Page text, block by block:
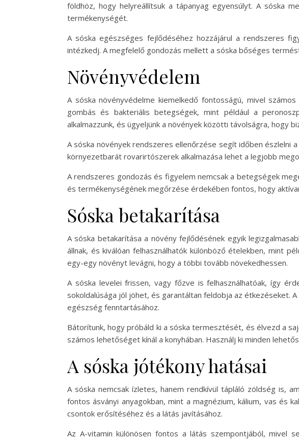
földhöz, hogy helyreállítsuk a tápanyag egyensúlyt. A sóska
termékenységét.
A sóska egészséges fejlődéséhez hozzájárul a rendszeres
intézkedj. A megfelelő gondozás mellett a sóska bőséges
Növényvédelem
A sóska növényvédelme kiemelkedő fontosságú, mivel
gombás és bakteriális betegségek, mint például a
alkalmazzunk, és ügyeljünk a növények közötti távolságra, hogy
A sóska növények rendszeres ellenőrzése segít időben észlelni
környezetbarát rovarirtószerek alkalmazása lehet a legjobb
A rendszeres gondozás és figyelem nemcsak a betegségek
és termékenységének megőrzése érdekében fontos, hogy
Sóska betakarítása
A sóska betakarítása a növény fejlődésének egyik
állnak, és kiválóan felhasználhatók különböző ételekben, mint
egy-egy növényt levágni, hogy a többi tovább növekedhessen.
A sóska levelei frissen, vagy főzve is felhasználhatóak, így
sokoldalúsága jól jöhet, és garantáltan feldobja az étkezéseket.
egészség fenntartásához.
Bátorítunk, hogy próbáld ki a sóska termesztését, és élvezd a
számos lehetőséget kínál a konyhában. Használj ki minden
A sóska jótékony hatásai
A sóska nemcsak ízletes, hanem rendkívül tápláló zöldség is,
fontos ásványi anyagokban, mint a magnézium, kálium, vas és
csontok erősítéséhez és a látás javításához.
Az A-vitamin különösen fontos a látás szempontjából, mivel